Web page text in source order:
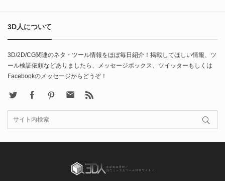
3D人について
3D/2D/CG関連のネタ・ツール情報をほぼ毎日紹介！掲載してほしい情報、ツ
ール検証依頼などありましたら、メッセージボックス、ツイッターもしくは
Facebookのメッセージからどうぞ！
FacebookPinterest Contact